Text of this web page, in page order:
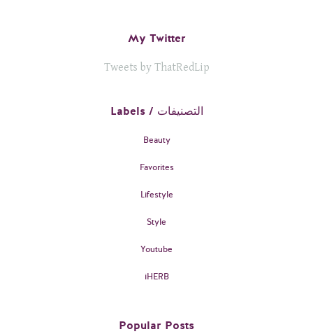
My Twitter
Tweets by ThatRedLip
Labels / التصنيفات
Beauty
Favorites
Lifestyle
Style
Youtube
iHERB
Popular Posts